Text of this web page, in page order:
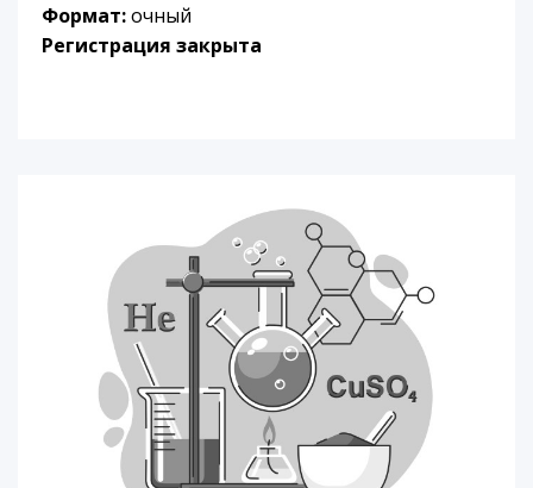
Формат:очный
Регистрация закрыта